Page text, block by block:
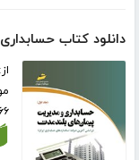
دانلود کتاب
از: